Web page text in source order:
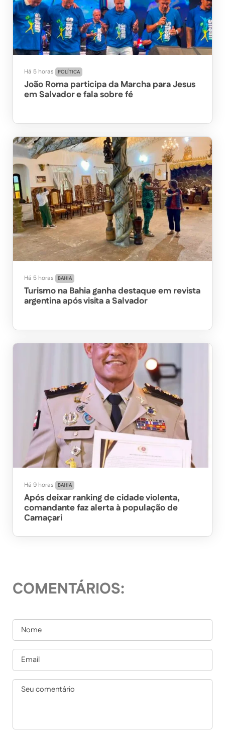
Há 5 horas POLÍTICA
João Roma participa da Marcha para Jesus
em Salvador e fala sobre fé
Há 5 horas BAHIA
Turismo na Bahia ganha destaque em revista
argentina após visita a Salvador
Há 9 horas BAHIA
Após deixar ranking de cidade violenta,
comandante faz alerta à população de
Camaçari
COMENTÁRIOS: